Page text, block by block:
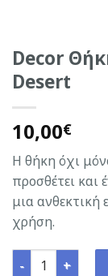
Decor
Desert
10,00€
Η θήκη όχι
προσθέτει και
μια ανθεκτική
χρήση.
Decor Θήκη